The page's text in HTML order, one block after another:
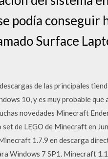
podía conseguir
Surface
de las principales
10, y es muy probable que
novedades Minecraft
de LEGO de Minecraft en
1.7.9 en descarga
7 SP1. Minecraft